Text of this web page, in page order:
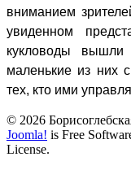
вниманием
увиденном
кукловоды
маленькие из них
тех, кто ими
© 2026
Joomla! is Free
License.